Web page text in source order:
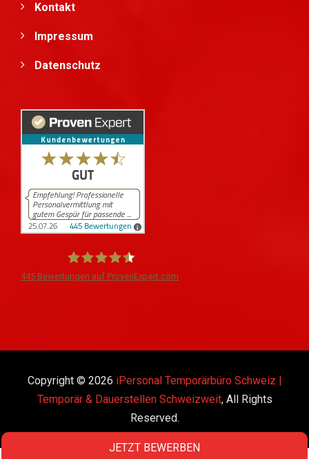
JETZT BEWERBEN
Kontakt
Impressum
Datenschutz
445 Bewertungen auf ProvenExpert.com
Copyright © 2026 iPersonal Temporärbüro Schweiz |
Temporär & Dauerstellen Schweizweit, All Rights
Reserved.